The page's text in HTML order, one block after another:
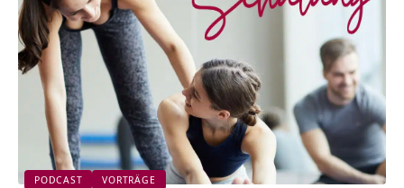
PODCAST VORTRÄGE